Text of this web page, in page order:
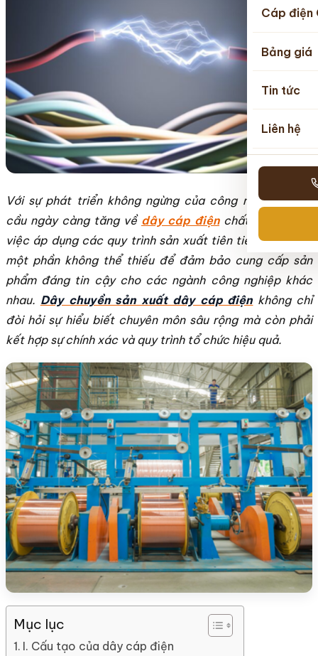
Cáp điện
Bảng giá
Tin tức
Liên hệ
Với sự phát triển không ngừng của công nghệ và nhu
cầu ngày càng tăng về dây cáp điệnchất lượng cao,
việc áp dụng các quy trình sản xuất tiên tiến trở thành
một phần không thể thiếu để đảm bảo cung cấp sản
phẩm đáng tin cậy cho các ngành công nghiệp khác
nhau. Dây chuyền sản xuất dây cáp điệnkhông chỉ
đòi hỏi sự hiểu biết chuyên môn sâu rộng mà còn phải
kết hợp sự chính xác và quy trình tổ chức hiệu quả.
Mục lục
I. Cấu tạo của dây cáp điện